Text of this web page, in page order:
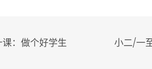
：做个好学生 小二/一